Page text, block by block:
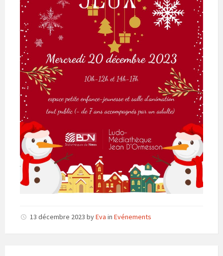
13 décembre 2023 byEva in Evénements